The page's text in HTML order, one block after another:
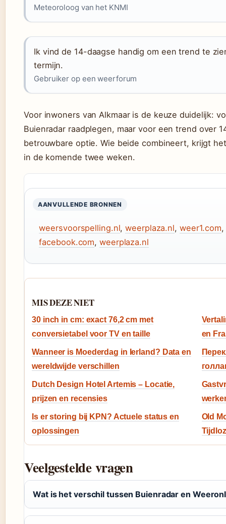
Meteoroloog van het KNMI
Ik vind de 14-daagse handig om een trend te
termijn.
Gebruiker op een weerforum
Voor inwoners van Alkmaar is de keuze duidelijk:
Buienradar raadplegen, maar voor een trend over
betrouwbare optie. Wie beide combineert, krijgt
in de komende twee weken.
AANVULLENDE BRONNEN
weersvoorspelling.nl,weerplaza.nl, weer1.com,
facebook.com,weerplaza.nl
MIS DEZE NIET
30 inch in cm: exact 76,2 cm met
conversietabel voor TV en taille
en
Wanneer is Moederdag in Ierland? Data en
wereldwijde verschillen
Dutch Design Hotel Artemis – Locatie,
prijzen en recensies
Is er storing bij KPN? Actuele status en
oplossingen
Old
Veelgestelde vragen
Wat is het verschil tussen Buienradar en